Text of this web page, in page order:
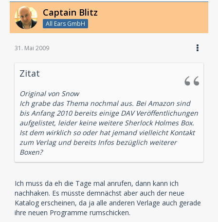
Captain Blitz
All Ears GmbH
31. Mai 2009
Zitat
Original von Snow
Ich grabe das Thema nochmal aus. Bei Amazon sind
bis Anfang 2010 bereits einige DAV Veröffentlichungen
aufgelistet, leider keine weitere Sherlock Holmes Box.
Ist dem wirklich so oder hat jemand vielleicht Kontakt
zum Verlag und bereits Infos bezüglich weiterer
Boxen?
Ich muss da eh die Tage mal anrufen, dann kann ich
nachhaken. Es müsste demnächst aber auch der neue
Katalog erscheinen, da ja alle anderen Verlage auch gerade
ihre neuen Programme rumschicken.